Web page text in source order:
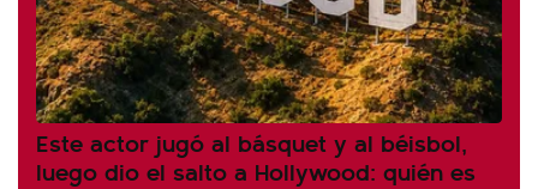
Este actor jugó al básquet y al béisbol,
luego dio el salto a Hollywood: quién es